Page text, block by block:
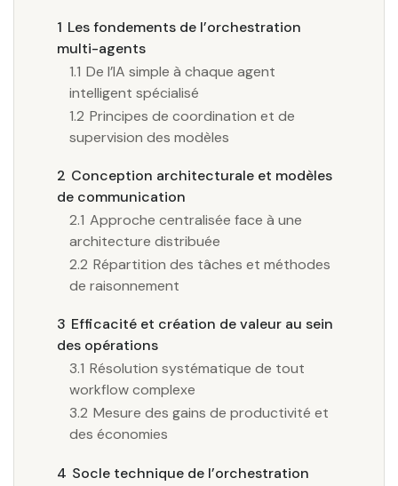
1 Les fondements de l’orchestration
multi-agents
1.1 De l’IA simple à chaque agent
intelligent spécialisé
1.2 Principes de coordination et de
supervision des modèles
2 Conception architecturale et modèles
de communication
2.1 Approche centralisée face à une
architecture distribuée
2.2 Répartition des tâches et méthodes
de raisonnement
3 Efficacité et création de valeur au sein
des opérations
3.1 Résolution systématique de tout
workflow complexe
3.2 Mesure des gains de productivité et
des économies
4 Socle technique de l’orchestration